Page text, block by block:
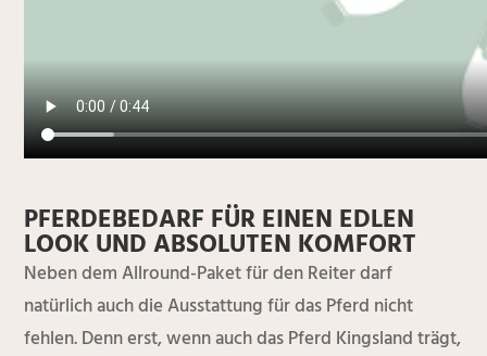
PFERDEBEDARF FÜR EINEN EDLEN
LOOK UND ABSOLUTEN KOMFORT
Neben dem Allround-Paket für den Reiter darf
natürlich auch die Ausstattung für das Pferd nicht
fehlen. Denn erst, wenn auch das Pferd Kingsland trägt,